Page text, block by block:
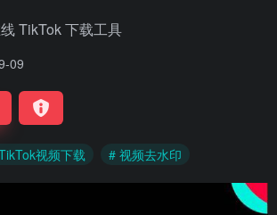
TikTok 下载工具
09
视频下载 # 视频去水印